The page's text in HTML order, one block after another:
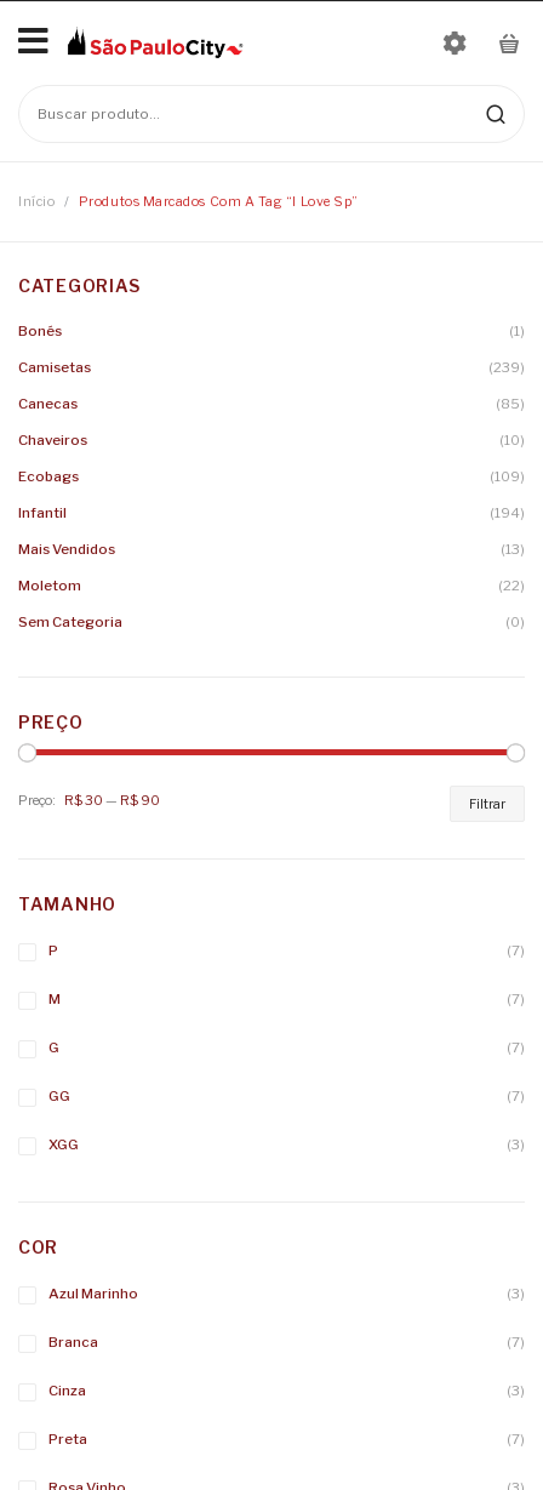
Bonés
Baby Look
Moletons
Camisetas Infantis
Chaveiros
Ecobags
Início / Produtos Marcados Com A Tag “i Love Sp”
CATEGORIAS
Bonés (1)
Camisetas (239)
Canecas (85)
Chaveiros (10)
Ecobags (109)
Infantil (194)
Mais Vendidos (13)
Moletom (22)
Sem Categoria (0)
PREÇO
Filtrar
Preço: R$ 30 — R$ 90
TAMANHO
P (7)
M (7)
G (7)
GG (7)
XGG (3)
COR
Azul Marinho (3)
Branca (7)
Cinza (3)
Preta (7)